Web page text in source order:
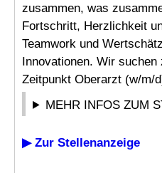
zusammen, was
Fortschritt, Herzlichkeit
Teamwork und
Innovationen. Wir
Zeitpunkt Oberarzt (w/m/
MEHR INFOS ZUM
▶ Zur Stellenanzeige